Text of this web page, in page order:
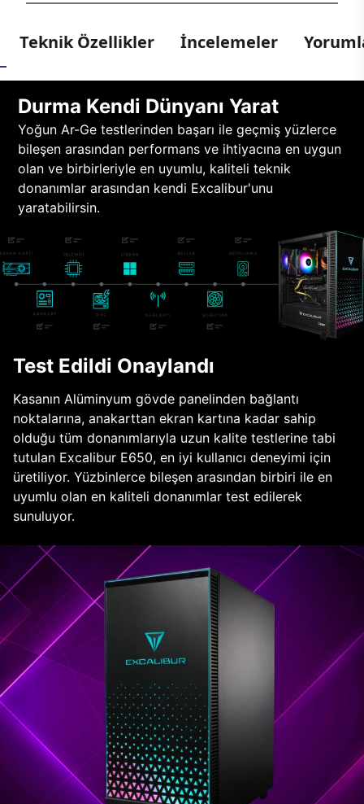
Teknik Özellikler İncelemeler
Durma Kendi Dünyanı Yarat
Yoğun Ar-Ge testlerinden başarı ile geçmiş yüzlerce
bileşen arasından performans ve ihtiyacına en uygun
olan ve birbirleriyle en uyumlu, kaliteli teknik
donanımlar arasından kendi Excalibur'unu
yaratabilirsin.
Test Edildi Onaylandı
Kasanın Alüminyum gövde panelinden bağlantı
noktalarına, anakarttan ekran kartına kadar sahip
olduğu tüm donanımlarıyla uzun kalite testlerine tabi
tutulan Excalibur E650, en iyi kullanıcı deneyimi için
üretiliyor. Yüzbinlerce bileşen arasından birbiri ile en
uyumlu olan en kaliteli donanımlar test edilerek
sunuluyor.